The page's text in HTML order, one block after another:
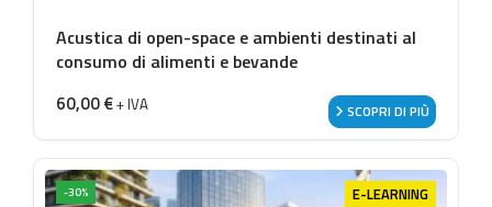
Acustica di open-space e ambienti destinati al
consumo di alimenti e bevande
60,00€+ IVA SCOPRI DI PIÙ
-30%
E-LEARNING